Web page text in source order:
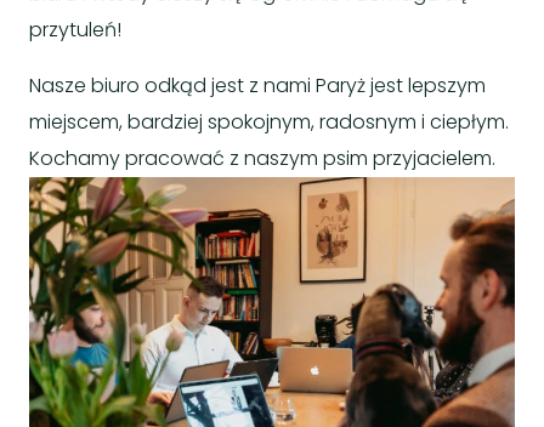
przytuleń!
Nasze biuro odkąd jest z nami Paryż jest lepszym
miejscem, bardziej spokojnym, radosnym i ciepłym.
Kochamy pracować z naszym psim przyjacielem.